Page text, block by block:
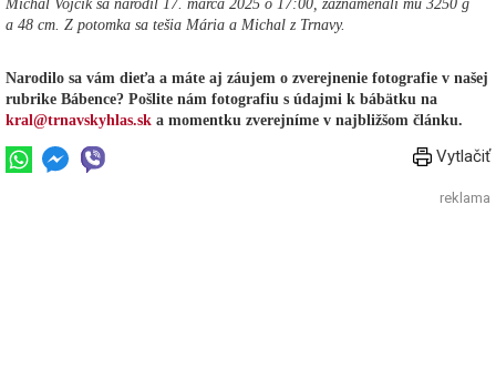
Michal Vojčík sa narodil 17. marca 2025 o 17:00, zaznamenali mu 3250 g
a 48 cm. Z potomka sa tešia Mária a Michal z Trnavy.
Narodilo sa vám dieťa a máte aj záujem o zverejnenie fotografie v našej
rubrike Bábence? Pošlite nám fotografiu s údajmi k bábätku na
kral@trnavskyhlas.sk a momentku zverejníme v najbližšom článku.
Vytlačiť
reklama